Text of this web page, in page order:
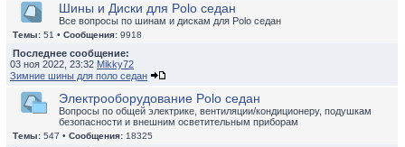
Шины и Диски для Polo седан
Все вопросы по шинам и дискам для Polo седан
Темы: 51 • Сообщения: 9918
Последнее сообщение:
03 ноя 2022, 23:32 Mikky72
Зимние шины для поло седан
Электрооборудование Polo седан
Вопросы по общей электрике, вентиляции/кондиционеру, подушкам
безопасности и внешним осветительным приборам
Темы: 547 • Сообщения: 18325